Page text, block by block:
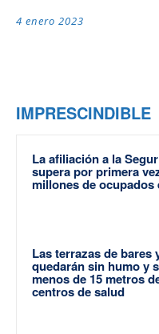
4 enero 2023
IMPRESCINDIBLE
La afiliación a la
supera por primera
millones de ocupados
Las terrazas de bares
quedarán sin humo y
menos de 15 metros
centros de salud